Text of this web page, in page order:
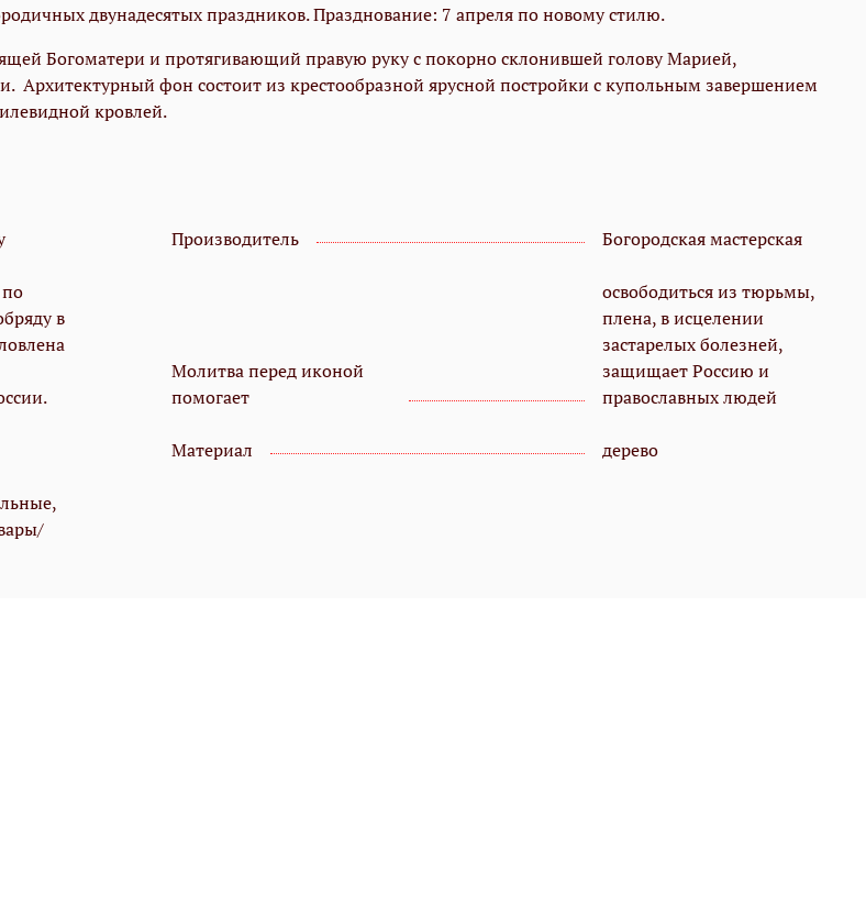
двунадесятых праздников.Празднование: 7 апреля по новому стилю.
Богоматери и протягивающий правую руку с покорно склонившей голову Марией,
Архитектурный фон состоит из крестообразной ярусной постройки с купольным завершением
кровлей.
Производитель Богородская мастерская
в
Молитва перед иконой
помогает
освободиться из тюрьмы,
плена, в исцелении
застарелых болезней,
защищает Россию и
православных людей
Материал дерево